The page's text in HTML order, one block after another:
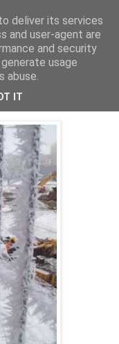
deliver its services
and user-agent are
and security
usage
abuse.
IT